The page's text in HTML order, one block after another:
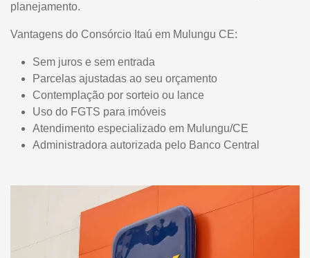
planejamento.
Vantagens do Consórcio Itaú em Mulungu CE:
Sem juros e sem entrada
Parcelas ajustadas ao seu orçamento
Contemplação por sorteio ou lance
Uso do FGTS para imóveis
Atendimento especializado em Mulungu/CE
Administradora autorizada pelo Banco Central